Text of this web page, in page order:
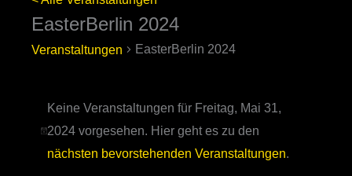
EasterBerlin 2024
Veranstaltungen EasterBerlin 2024
Veranstaltungen
für
31,
2024
Keine Veranstaltungen für Freitag, Mai 31,
2024 vorgesehen. Hier geht es zu den
nächsten bevorstehenden Veranstaltungen.